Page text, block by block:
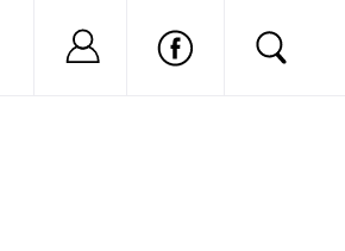
Nu ai cont?